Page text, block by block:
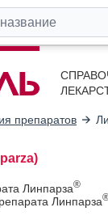
препаратов
Линпарза®
Линпарза